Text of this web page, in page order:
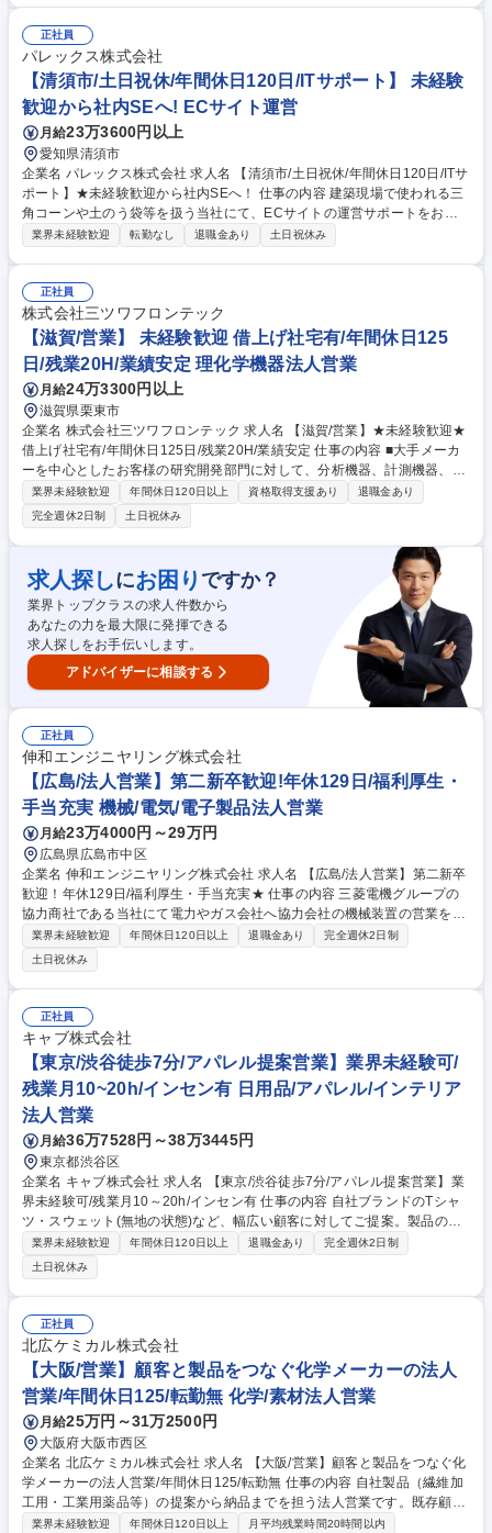
せ・見積作成等を行います。受注後：契約事務・設計/製造打合せ・納品・
フォロー・保守等、お客様と三菱電機製造部との間を取り持つ役割を担い
ます。ルート営業を中心に、社内外の製造現場・周囲を巻き込みながら進
める仕事です。文系・理系を問わず多くの社員が活躍しており、営業職の
８割以上が文系の社員です。 募集職種 【大阪/法人営業】営業未経験歓
迎！年休129日/福利厚生・手当充実/研修体制◎
正社員
パレックス株式会社
【清須市/土日祝休/年間休日120日/ITサポート】 未経験
歓迎から社内SEへ! ECサイト運営
月給23万3600円以上
愛知県清須市
企業名 パレックス株式会社 求人名 【清須市/土日祝休/年間休日120日/ITサ
ポート】★未経験歓迎から社内SEへ！ 仕事の内容 建築現場で使われる三
角コーンや土のう袋等を扱う当社にて、ECサイトの運営サポートをお任
せします。画像加工やデータ入力からスタートし、将来的にはSNSでのP
業務：SNS（Instagram等）への投稿、PR動画の編集 ■その他：事務部門
のサポート業務全般 ※専門知識は入社後に丁寧にレクチャーしますので、
未経験の方もご安心ください。 募集職種 【清須市/土日祝休/年間休日120
日/ITサポート】★未経験歓迎から社内SEへ！
業界未経験歓迎 転勤なし 退職金あり 土日祝休み
正社員
株式会社三ツワフロンテック
【滋賀/営業】 未経験歓迎 借上げ社宅有/年間休日125
日/残業20H/業績安定 理化学機器法人営業
月給24万3300円以上
滋賀県栗東市
企業名 株式会社三ツワフロンテック 求人名 【滋賀/営業】★未経験歓迎★
借上げ社宅有/年間休日125日/残業20H/業績安定 仕事の内容 ■大手メーカ
ーを中心としたお客様の研究開発部門に対して、分析機器、計測機器、理
化学機器を提案営業して頂きます。現代科学の最先端の分野に、研究開発
機材で貢献出来るお仕事です 【詳細】各大手メーカーの研究機関を訪問・
ヒアリングをし、研究の目的に対応した研究機器の提案を行います。汎用
製品で対応できないご要望に対しては、弊社仕入先と共に提案を行いま
す。 既存顧客：新規顧客＝9:1、担当顧客数：5社程度 【入社後】先輩社
員がOJTを通してじっくりと教育します。業界未経験の中途入社の社員も
滋賀営業所で活躍している実績もあり、安心してご入社いただけます。 募
集職種 【滋賀/営業】★未経験歓迎★借上げ社宅有/年間休日125日/残業20
H/業績安定
業界未経験歓迎 年間休日120日以上 資格取得支援あり
退職金あり
完全週休2日制
土日祝休み
求人探しにお困り ですか？
業界トップクラスの求人件数から
あなたの力を最大限に発揮できる
求人探しをお手伝いします。
アドバイザーに相談する
正社員
伸和エンジニヤリング株式会社
【広島/法人営業】第二新卒歓迎!年休129日/福利厚生・
手当充実 機械/電気/電子製品法人営業
月給23万4000円～29万円
広島県広島市中区
企業名 伸和エンジニヤリング株式会社 求人名 【広島/法人営業】第二新卒
歓迎！年休129日/福利厚生・手当充実★ 仕事の内容 三菱電機グループの
協力商社である当社にて電力やガス会社へ協力会社の機械装置の営業をお
任せします。「売って終わり」ではなく、受注後もフォローを続けるた
め、顧客のパートナーとして長い関係性を築けます。 【仕事の流れ】受注
までは、製造工場の技術者に同行して貰い、お客様へ技術の提案・仕様打
合せ・見積作成等を行います。受注後は、契約事務・設計/製造打合せ・納
品・フォロー・保守等、お客様と三菱電機製造部との間を取り持つ重要な
役割を担います。ルート営業を中心に、社内外の製造現場・周囲を巻き込
みながら進める仕事です。発電所等社会インフラの要となる商材を扱う為
景気に左右されにくく社会貢献度の高い仕事です。 募集職種 【広島/法人
営業】第二新卒歓迎！年休129日/福利厚生・手当充実★
業界未経験歓迎 年間休日120日以上 退職金あり
完全週休2日制
土日祝休み
正社員
キャブ株式会社
【東京/渋谷徒歩7分/アパレル提案営業】業界未経験可/
残業月10~20h/インセン有 日用品/アパレル/インテリア
法人営業
月給36万7528円～38万3445円
東京都渋谷区
企業名 キャブ株式会社 求人名 【東京/渋谷徒歩7分/アパレル提案営業】業
界未経験可/残業月10～20h/インセン有 仕事の内容 自社ブランドのTシャ
ツ・スウェット(無地の状態)など、幅広い顧客に対してご提案。製品の強
み×営業力で顧客の事業を支援。将来的にはリーダーやマネージャーとし
ての活躍も期待◎ ★カジュアルな服装で就業可能 ■有名セレクトショッ
プ/アパレル関連企業/広告代理店/芸能事務所など1人あたり約200-300社程
度を担当、チーム毎の営業戦略や新商品発売、シーズンの変わり目等に応
じ、一日平均4-6件の商談にて顧客と折衝します。■高品質・流行の先進性
のある製品で、アイテム数は数百点あり提案は貴方次第。自社ブランドの
強み×貴方のオリジナリティーで顧客ニーズに応じた最適な提案をいただ
くことを期待します。(変更範囲：当社業務全般) 募集職種 【東京/渋谷徒
歩7分/アパレル提案営業】業界未経験可/残業月10～20h/インセン有
業界未経験歓迎 年間休日120日以上 退職金あり
完全週休2日制
土日祝休み
正社員
北広ケミカル株式会社
【大阪/営業】顧客と製品をつなぐ化学メーカーの法人
営業/年間休日125/転勤無 化学/素材法人営業
月給25万円～31万2500円
大阪府大阪市西区
企業名 北広ケミカル株式会社 求人名 【大阪/営業】顧客と製品をつなぐ化
学メーカーの法人営業/年間休日125/転勤無 仕事の内容 自社製品（繊維加
工用・工業用薬品等）の提案から納品までを担う法人営業です。既存顧客
への深耕営業が8割で、技術部門と連携しながら顧客の課題解決に向けた
業界未経験歓迎 年間休日120日以上
月平均残業時間20時間以内